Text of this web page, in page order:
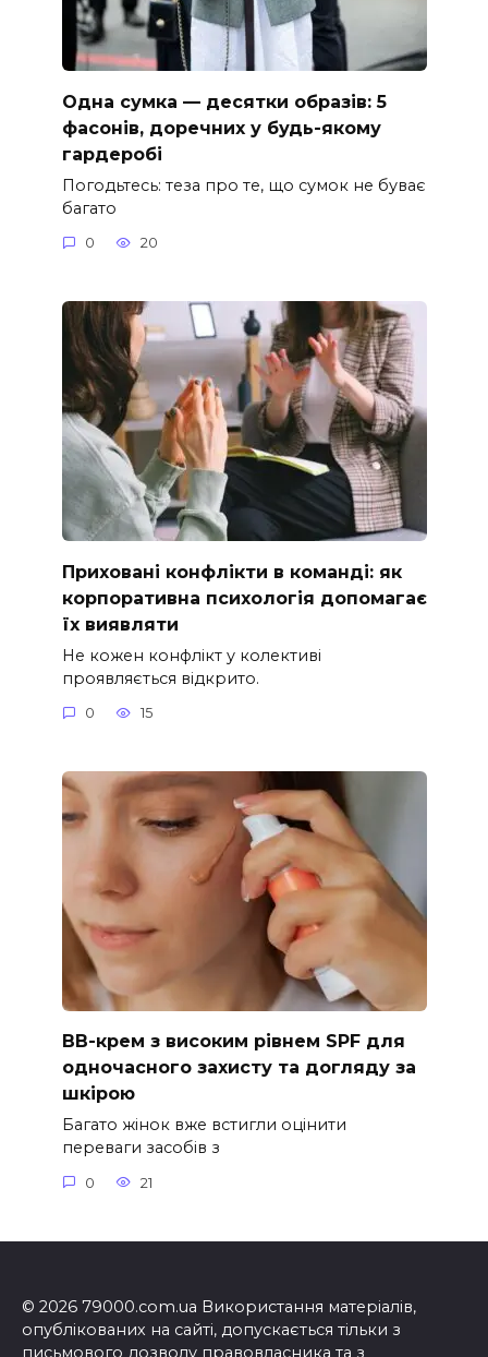
Одна сумка — десятки образів: 5
фасонів, доречних у будь-якому
гардеробі
Погодьтесь: теза про те, що сумок не буває
багато
0 20
Приховані конфлікти в команді: як
корпоративна психологія допомагає
їх виявляти
Не кожен конфлікт у колективі
проявляється відкрито.
0 15
ВВ-крем з високим рівнем SPF для
одночасного захисту та догляду за
шкірою
Багато жінок вже встигли оцінити
переваги засобів з
0 21
© 2026 79000.com.ua Використання матеріалів,
опублікованих на сайті, допускається тільки з
письмового дозволу правовласника та з